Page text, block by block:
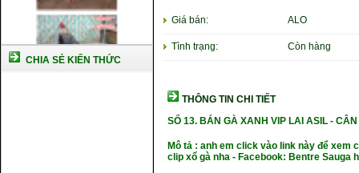
CHIA SẺ KIẾN THỨC
Giá bán: ALO
Tình trạng: Còn hàng
THÔNG TIN CHI TIẾT
SỐ 13.BÁN GÀ XANH VIP LAI ASIL -CÂN
Mô tả : anh em click vào link này để xem
clip xổ gà nha - Facebook: Bentre Sauga